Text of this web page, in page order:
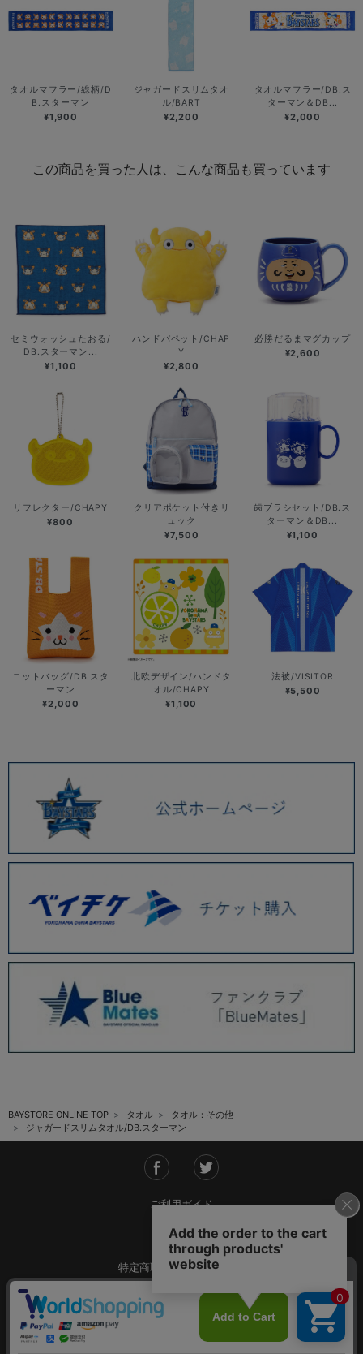
タオルマフラー/総柄/D
B.スターマン
¥1,900
ジャガードスリムタオ
ル/BART
¥2,200
タオルマフラー/DB.ス
ターマン＆DB...
¥2,000
この商品を買った人は、こんな商品も買っています
セミウォッシュたおる/
DB.スターマン...
¥1,100
ハンドパペット/CHAP
Y
¥2,800
必勝だるまマグカップ
¥2,600
リフレクター/CHAPY
¥800
クリアポケット付きリ
ュック
¥7,500
歯ブラシセット/DB.ス
ターマン＆DB...
¥1,100
ニットバッグ/DB.スタ
ーマン
¥2,000
北欧デザイン/ハンドタ
オル/CHAPY
¥1,100
法被/VISITOR
¥5,500
BAYSTORE ONLINE TOP タオル
タオル：その他
ジャガードスリムタオル/DB.スターマン
ご利用ガイド
会社概要
特定商取引法に基づく表記
ご利用規約